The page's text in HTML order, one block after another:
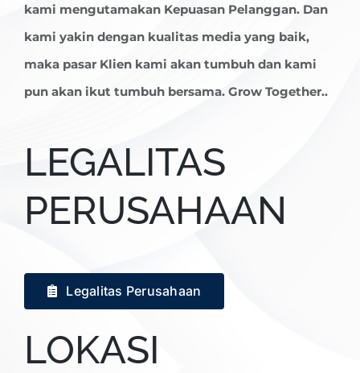
kami mengutamakan Kepuasan Pelanggan. Dan
kami yakin dengan kualitas media yang baik,
maka pasar Klien kami akan tumbuh dan kami
pun akan ikut tumbuh bersama. Grow Together..
LEGALITAS
PERUSAHAAN
Legalitas Perusahaan
LOKASI